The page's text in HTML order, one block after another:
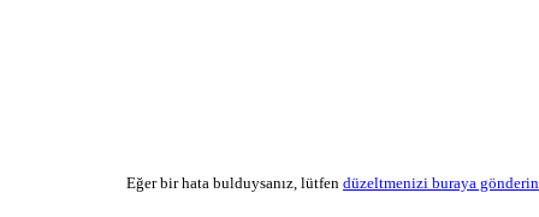
Eğer bir hata bulduysanız, lütfen düzeltmenizi buraya gönderin